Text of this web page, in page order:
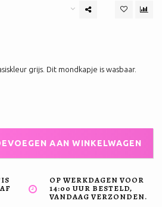
grijs. Dit mondkapje is wasbaar.
AAN WINKELWAGEN
OP WERKDAGEN VOOR
14:00 UUR BESTELD,
VANDAAG VERZONDEN.